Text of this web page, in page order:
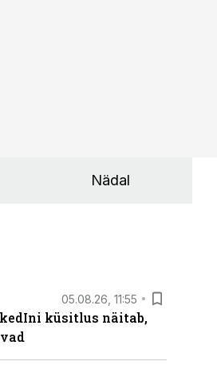
Nädal
05.08.26, 11:55
küsitlus näitab,